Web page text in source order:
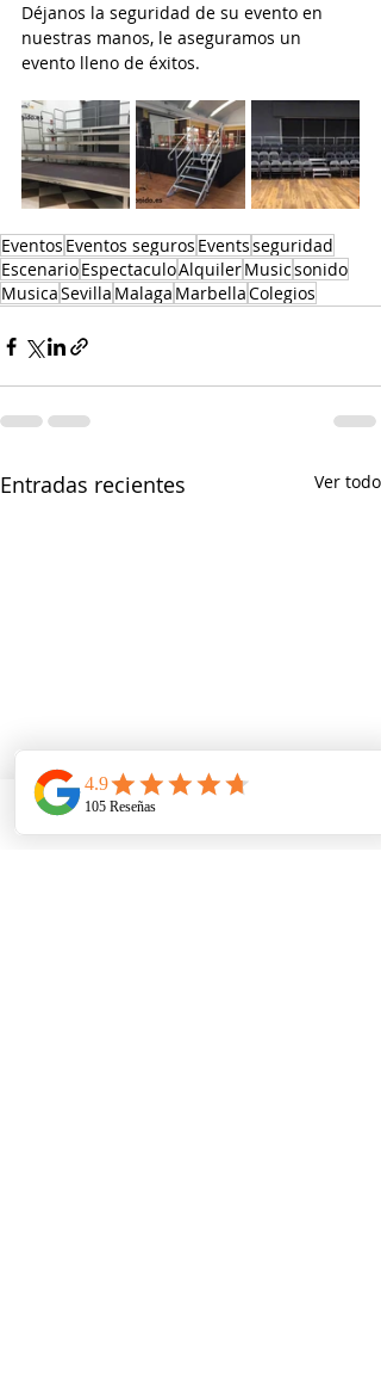
Déjanos la seguridad de su evento en
nuestras manos, le aseguramos un
evento lleno de éxitos.
Eventos Eventos seguros Eventsseguridad
EscenarioEspectaculoAlquilerMusicsonido
MusicaSevilla Malaga MarbellaColegios
Entradas recientes Ver todo